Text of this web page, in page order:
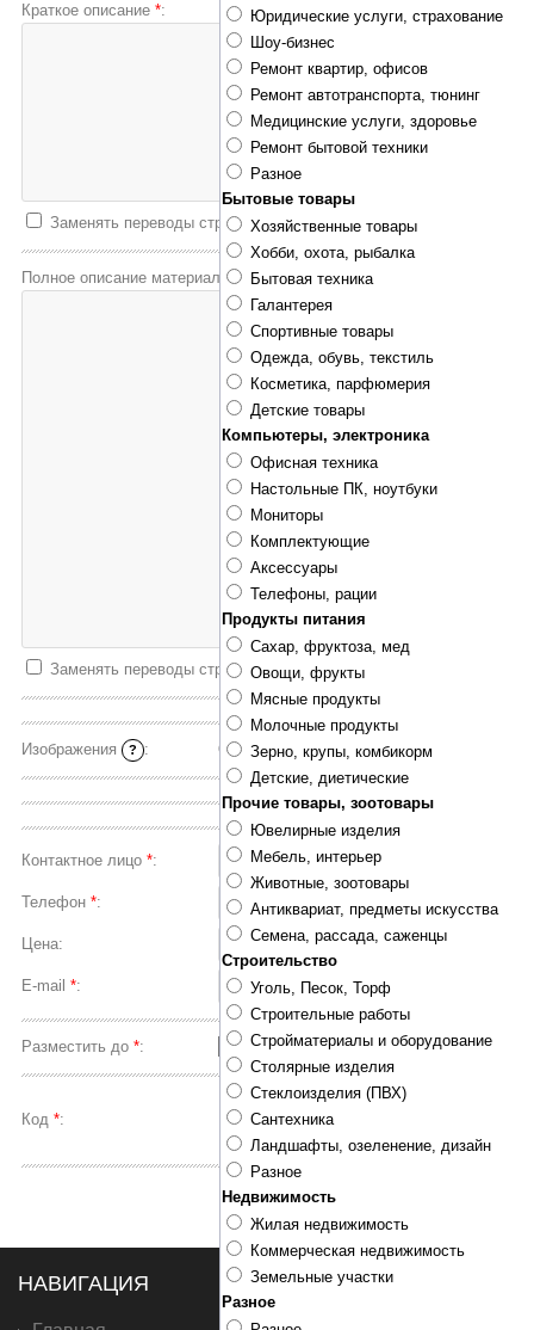
Юридические услуги, страхование
Шоу-бизнес
Ремонт квартир, офисов
Ремонт автотранспорта, тюнинг
Медицинские услуги, здоровье
Ремонт бытовой техники
Разное
Бытовые товары
Хозяйственные товары
Хобби, охота, рыбалка
Бытовая техника
Галантерея
Спортивные товары
Одежда, обувь, текстиль
Косметика, парфюмерия
Детские товары
Компьютеры, электроника
Офисная техника
Настольные ПК, ноутбуки
Мониторы
Комплектующие
Аксессуары
Телефоны, рации
Продукты питания
Сахар, фруктоза, мед
Овощи, фрукты
Мясные продукты
Молочные продукты
Зерно, крупы, комбикорм
Детские, диетические
Прочие товары, зоотовары
Ювелирные изделия
Мебель, интерьер
Животные, зоотовары
Антиквариат, предметы искусства
Семена, рассада, саженцы
Строительство
Уголь, Песок, Торф
Строительные работы
Стройматериалы и оборудование
Столярные изделия
Стеклоизделия (ПВХ)
Сантехника
Ландшафты, озеленение, дизайн
Разное
Недвижимость
Жилая недвижимость
Коммерческая недвижимость
Земельные участки
Разное
Краткое описание *:
Заменять переводы строк тегом<BR>
Полное описание материала*:
Заменять переводы строк тегом<BR>
Изображения ? : Стандартный загрузчик|Мультизагрузчик
Контактное лицо *:
Телефон *:
Цена:
E-mail *:
Разместить до *: - - :
Код *:
НАВИГАЦИЯ О САЙТЕ